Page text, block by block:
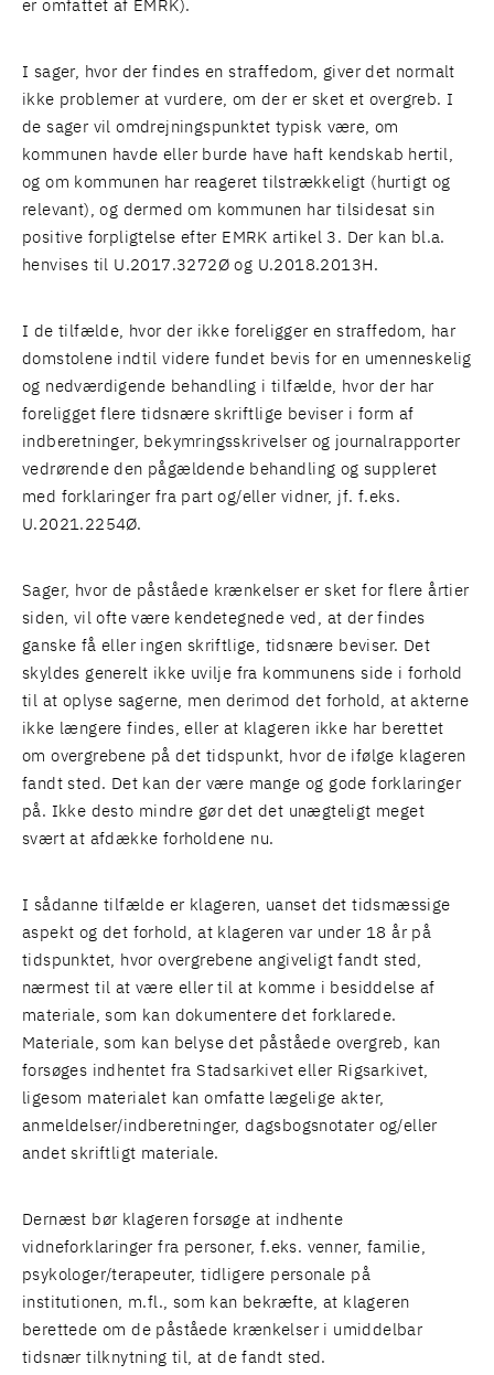
er omfattet af EMRK).
I sager, hvor der findes en straffedom, giver det normalt
ikke problemer at vurdere, om der er sket et overgreb. I
de sager vil omdrejningspunktet typisk være, om
kommunen havde eller burde have haft kendskab hertil,
og om kommunen har reageret tilstrækkeligt (hurtigt og
relevant), og dermed om kommunen har tilsidesat sin
positive forpligtelse efter EMRK artikel 3. Der kan bl.a.
henvises til U.2017.3272Ø og U.2018.2013H.
I de tilfælde, hvor der ikke foreligger en straffedom, har
domstolene indtil videre fundet bevis for en umenneskelig
og nedværdigende behandling i tilfælde, hvor der har
foreligget flere tidsnære skriftlige beviser i form af
indberetninger, bekymringsskrivelser og journalrapporter
vedrørende den pågældende behandling og suppleret
med forklaringer fra part og/eller vidner, jf. f.eks.
U.2021.2254Ø.
Sager, hvor de påståede krænkelser er sket for flere årtier
siden, vil ofte være kendetegnede ved, at der findes
ganske få eller ingen skriftlige, tidsnære beviser. Det
skyldes generelt ikke uvilje fra kommunens side i forhold
til at oplyse sagerne, men derimod det forhold, at akterne
ikke længere findes, eller at klageren ikke har berettet
om overgrebene på det tidspunkt, hvor de ifølge klageren
fandt sted. Det kan der være mange og gode forklaringer
på. Ikke desto mindre gør det det unægteligt meget
svært at afdække forholdene nu.
I sådanne tilfælde er klageren, uanset det tidsmæssige
aspekt og det forhold, at klageren var under 18 år på
tidspunktet, hvor overgrebene angiveligt fandt sted,
nærmest til at være eller til at komme i besiddelse af
materiale, som kan dokumentere det forklarede.
Materiale, som kan belyse det påståede overgreb, kan
forsøges indhentet fra Stadsarkivet eller Rigsarkivet,
ligesom materialet kan omfatte lægelige akter,
anmeldelser/indberetninger, dagsbogsnotater og/eller
andet skriftligt materiale.
Dernæst bør klageren forsøge at indhente
vidneforklaringer fra personer, f.eks. venner, familie,
psykologer/terapeuter, tidligere personale på
institutionen, m.fl., som kan bekræfte, at klageren
berettede om de påståede krænkelser i umiddelbar
tidsnær tilknytning til, at de fandt sted.